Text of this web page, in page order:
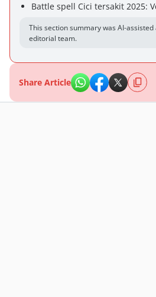
Battle spell Cici tersakit 2025:
This section summary was AI-
editorial team.
Share Article